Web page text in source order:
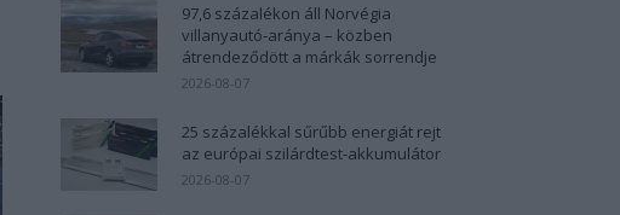
97,6 százalékon áll Norvégia
villanyautó-aránya – közben
átrendeződött a márkák sorrendje
2026-08-07
25 százalékkal sűrűbb energiát rejt
az európai szilárdtest-akkumulátor
2026-08-07